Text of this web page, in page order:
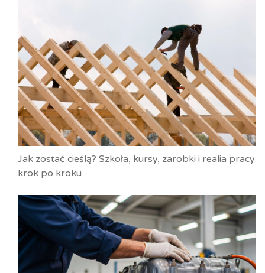
Jak zostać cieślą? Szkoła, kursy, zarobki i realia pracy
krok po kroku